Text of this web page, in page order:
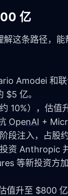
亿
这条路径，
Amodei 和
亿。
10%），估值
OpenAI +
注入，占股
Anthropic
等新投资方
值升至 $800